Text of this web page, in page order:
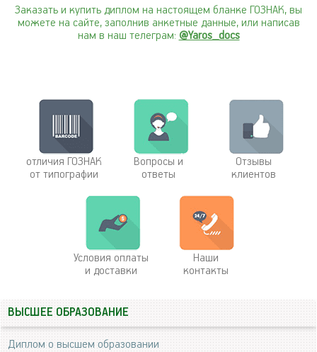
Заказать и купить диплом на настоящем бланке ГОЗНАК, вы
можете на сайте, заполнив анкетные данные, или написав
нам в наш телеграм: @Yaros_docs
отличия ГОЗНАК
от типографии
Вопросы и
ответы
Отзывы
клиентов
Условия оплаты
и доставки
Наши
контакты
ВЫСШЕЕ ОБРАЗОВАНИЕ
Диплом о высшем образовании